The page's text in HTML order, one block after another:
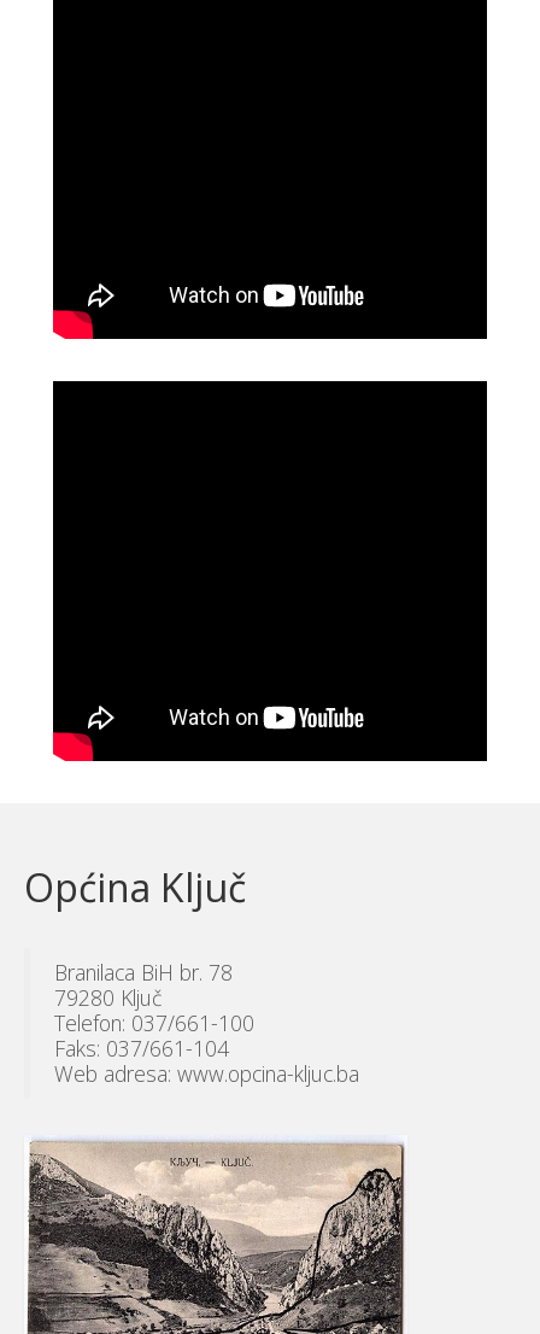
Općina Ključ
Branilaca BiH br. 78
79280 Ključ
Telefon: 037/661-100
Faks: 037/661-104
Web adresa: www.opcina-kljuc.ba